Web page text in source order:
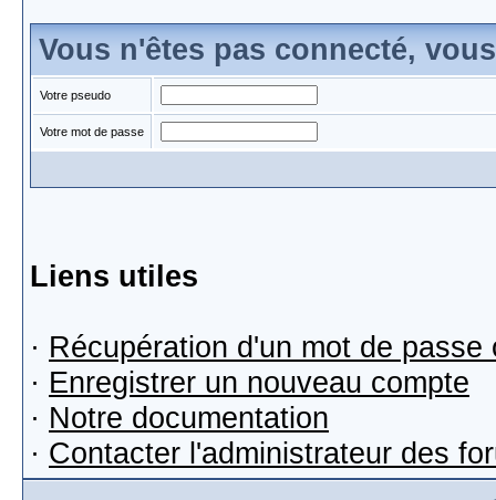
Vous n'êtes pas connecté,
Votre pseudo
Votre mot de passe
Liens utiles
· Récupération d'un mot de passe
· Enregistrer un nouveau compte
· Notre documentation
· Contacter l'administrateur des